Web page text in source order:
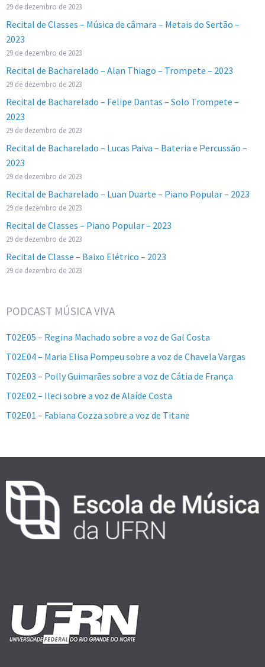
29 de dezembro de 2023
Recital de Classes – Música de câmara – Metais do Sertão –
2023
29 de dezembro de 2023
Recital de Bacharelado – Alan Thiago – Trompete – 2023
29 de dezembro de 2023
Recital de Bacharelado – Felipe Dantas – Solo Trompete –
2023
29 de dezembro de 2023
Recital de Bacharelado – Lucas Paiva – Bateria e Percussão –
2023
29 de dezembro de 2023
Recital de Bacharelado – Luan Duarte – Piano Popular – 2023
29 de dezembro de 2023
Recital de Classes – Piano Popular – 2023
29 de dezembro de 2023
Recital de Classe – Baixo Elétrico – 2023
29 de dezembro de 2023
PODCAST MÚSICA VIVA
T02E05 – Regina Machado sobre a voz de Gal Costa
T02E04 – Maria Elisa Pompeu sobre a voz de Chavela Vargas
T02E03 – Polly Guimarães sobre a voz de Cátia de França
T02E02 – Ileci sobre a voz de Alaíde Costa
T02E01 – Fabiana Cozza sobre a voz de Titane